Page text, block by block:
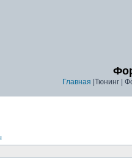
Главная |Тюнинг |